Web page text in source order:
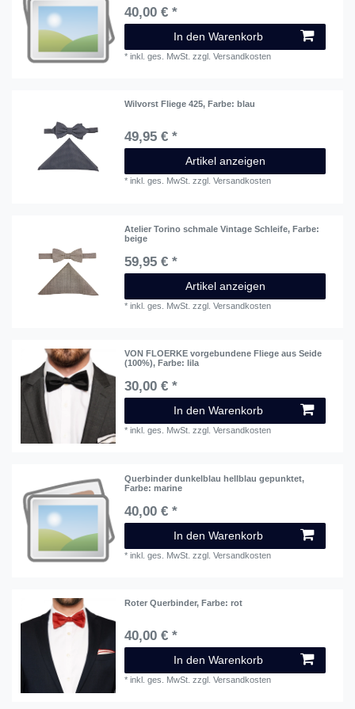
40,00 € *
In den Warenkorb
*inkl. ges. MwSt. zzgl.Versandkosten
Wilvorst Fliege 425, Farbe: blau
49,95 € *
Artikel anzeigen
*inkl. ges. MwSt. zzgl.Versandkosten
Atelier Torino schmale Vintage Schleife, Farbe:
beige
59,95 € *
Artikel anzeigen
*inkl. ges. MwSt. zzgl.Versandkosten
VON FLOERKE vorgebundene Fliege aus Seide
(100%), Farbe: lila
30,00 € *
In den Warenkorb
*inkl. ges. MwSt. zzgl.Versandkosten
Querbinder dunkelblau hellblau gepunktet,
Farbe: marine
40,00 € *
In den Warenkorb
*inkl. ges. MwSt. zzgl.Versandkosten
Roter Querbinder, Farbe: rot
40,00 € *
In den Warenkorb
*inkl. ges. MwSt. zzgl.Versandkosten